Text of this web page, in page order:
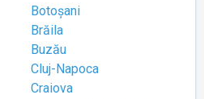
Botoșani
Brăila
Buzău
Cluj-Napoca
Craiova